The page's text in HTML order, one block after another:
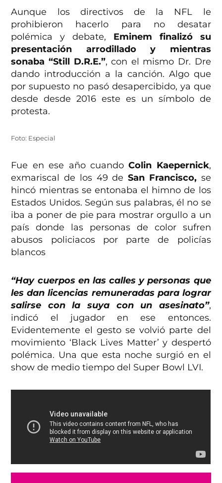
Aunque los directivos de la NFL le
prohibieron hacerlo para no desatar
polémica y debate, Eminem finalizó su
presentación arrodillado y mientras
sonaba “Still D.R.E.”, con el mismo Dr. Dre
dando introducción a la canción. Algo que
por supuesto no pasó desapercibido, ya que
desde desde 2016 este es un símbolo de
protesta.
Foto: Especial
Fue en ese año cuandoColin Kaepernick,
exmariscal de los 49 deSan Francisco, se
hincó mientras se entonaba el himno de los
Estados Unidos. Según sus palabras, él no se
iba a poner de pie para mostrar orgullo a un
país donde las personas de color sufren
abusos policiacos por parte de policías
blancos
“Hay cuerpos en las calles y personas que
les dan licencias remuneradas para lograr
salirse con la suya con un asesinato”,
indicó el jugador en ese entonces.
Evidentemente el gesto se volvió parte del
movimiento ‘Black Lives Matter’ y despertó
polémica. Una que esta noche surgió en el
show de medio tiempo del Super Bowl LVI.